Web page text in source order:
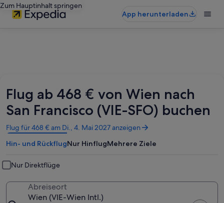
Zum Hauptinhalt springen
App herunterladen
Flug ab 468 € von Wien nach
San Francisco (VIE-SFO) buchen
Flug für 468 € am Di., 4. Mai 2027 anzeigen
Wird
in
einem
Fenster
geöffnet
Hin- und RückflugNur HinflugMehrere Ziele
Nur Direktflüge
Abreiseort
Wien (VIE-Wien Intl.)